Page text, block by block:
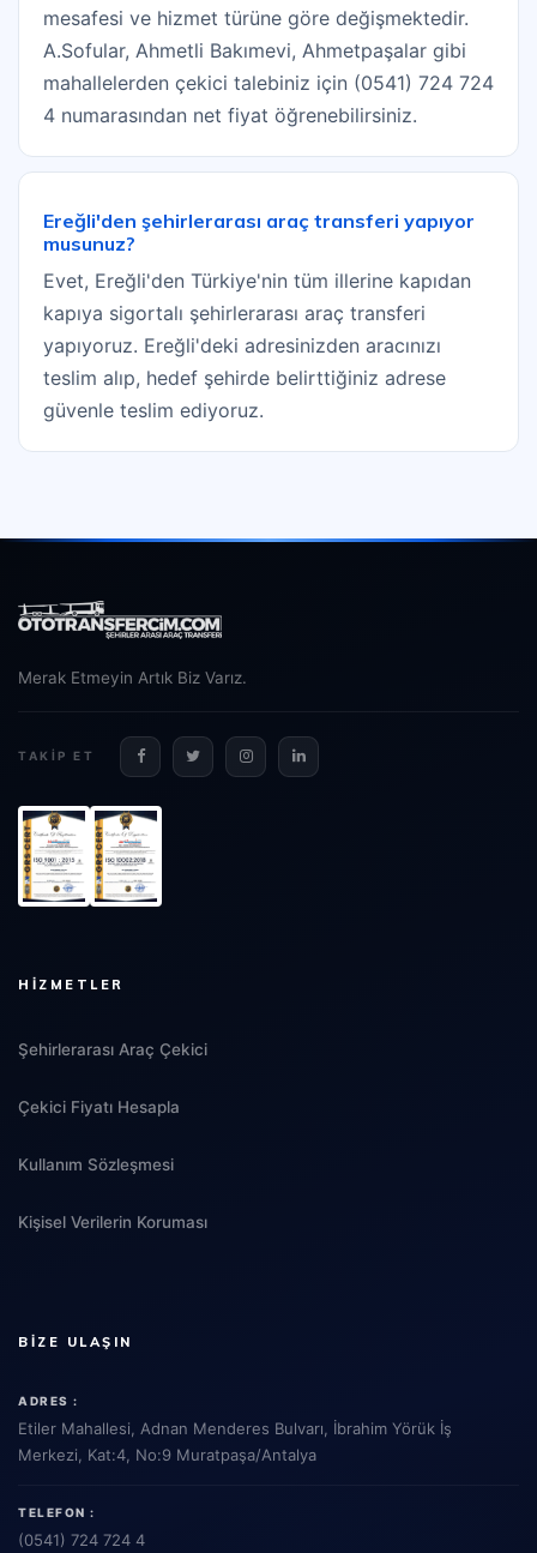
mesafesi ve hizmet türüne göre değişmektedir.
A.Sofular, Ahmetli Bakımevi, Ahmetpaşalar gibi
mahallelerden çekici talebiniz için (0541) 724 724
4 numarasından net fiyat öğrenebilirsiniz.
Ereğli'den şehirlerarası araç transferi yapıyor
musunuz?
Evet, Ereğli'den Türkiye'nin tüm illerine kapıdan
kapıya sigortalı şehirlerarası araç transferi
yapıyoruz. Ereğli'deki adresinizden aracınızı
teslim alıp, hedef şehirde belirttiğiniz adrese
güvenle teslim ediyoruz.
Merak Etmeyin Artık Biz Varız.
TAKIP ET
HIZMETLER
Şehirlerarası Araç Çekici
Çekici Fiyatı Hesapla
Kullanım Sözleşmesi
Kişisel Verilerin Koruması
BIZE ULAŞIN
ADRES :
Etiler Mahallesi, Adnan Menderes Bulvarı, İbrahim Yörük İş
Merkezi, Kat:4, No:9 Muratpaşa/Antalya
TELEFON :
(0541) 724 724 4